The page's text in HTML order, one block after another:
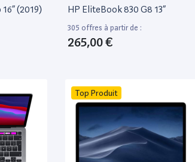
(2019)
HP EliteBook 830 G8 13”
305 offres à partir de :
265,00 €
Top Produit